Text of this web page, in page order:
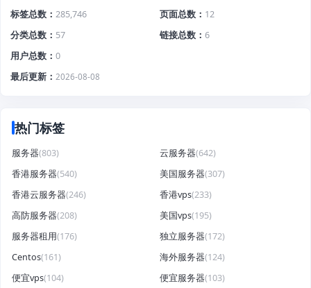
标签总数
285,746 页面总数
12
分类总数
57 链接总数
6
用户总数
0
最后更新
2026-08-08
热门标签
服务器(803) 云服务器(642)
香港服务器(540) 美国服务器(307)
香港云服务器(246) 香港vps(233)
高防服务器(208) 美国vps(195)
服务器租用(176) 独立服务器(172)
Centos(161) 海外服务器(124)
便宜vps(104) 便宜服务器(103)